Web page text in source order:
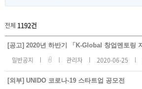
전체 1192건
공
지
사
스
트
번
일반공지 관리자 2020-06-25
[외부] UNIDO 코로나-19 스타트업 공모전